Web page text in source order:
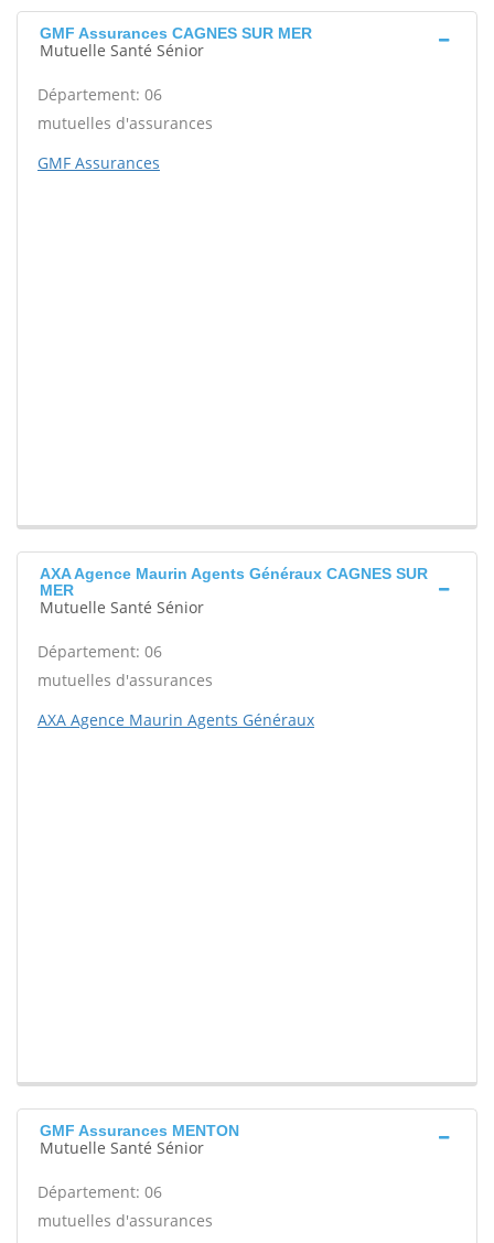
GMF Assurances CAGNES SUR MER
Mutuelle Santé Sénior
Département: 06
mutuelles d'assurances
GMF Assurances
AXA Agence Maurin Agents Généraux CAGNES SUR
MER
Mutuelle Santé Sénior
Département: 06
mutuelles d'assurances
AXA Agence Maurin Agents Généraux
GMF Assurances MENTON
Mutuelle Santé Sénior
Département: 06
mutuelles d'assurances